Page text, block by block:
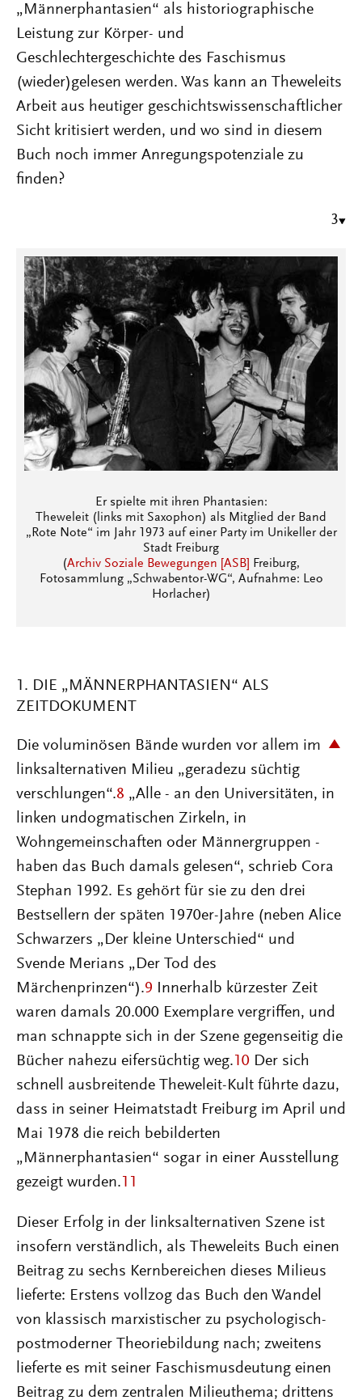
„Männerphantasien“ als historiographische
Leistung zur Körper- und
Geschlechtergeschichte des Faschismus
(wieder)gelesen werden. Was kann an Theweleits
Arbeit aus heutiger geschichtswissenschaftlicher
Sicht kritisiert werden, und wo sind in diesem
Buch noch immer Anregungspotenziale zu
finden?
3
Er spielte mit ihren Phantasien:
Theweleit (links mit Saxophon) als Mitglied der Band
„Rote Note“ im Jahr 1973 auf einer Party im Unikeller der
Stadt Freiburg
(Archiv Soziale Bewegungen [ASB] Freiburg,
Fotosammlung „Schwabentor-WG“, Aufnahme: Leo
Horlacher)
1. DIE „MÄNNERPHANTASIEN“ ALS
ZEITDOKUMENT
Die voluminösen Bände wurden vor allem im
linksalternativen Milieu „geradezu süchtig
verschlungen“.8 „Alle - an den Universitäten, in
linken undogmatischen Zirkeln, in
Wohngemeinschaften oder Männergruppen -
haben das Buch damals gelesen“, schrieb Cora
Stephan 1992. Es gehört für sie zu den drei
Bestsellern der späten 1970er-Jahre (neben Alice
Schwarzers „Der kleine Unterschied“ und
Svende Merians „Der Tod des
Märchenprinzen“).9 Innerhalb kürzester Zeit
waren damals 20.000 Exemplare vergriffen, und
man schnappte sich in der Szene gegenseitig die
Bücher nahezu eifersüchtig weg. 10 Der sich
schnell ausbreitende Theweleit-Kult führte dazu,
dass in seiner Heimatstadt Freiburg im April und
Mai 1978 die reich bebilderten
„Männerphantasien“ sogar in einer Ausstellung
gezeigt wurden. 11
Dieser Erfolg in der linksalternativen Szene ist
insofern verständlich, als Theweleits Buch einen
Beitrag zu sechs Kernbereichen dieses Milieus
lieferte: Erstens vollzog das Buch den Wandel
von klassisch marxistischer zu psychologisch-
postmoderner Theoriebildung nach; zweitens
lieferte es mit seiner Faschismusdeutung einen
Beitrag zu dem zentralen Milieuthema; drittens